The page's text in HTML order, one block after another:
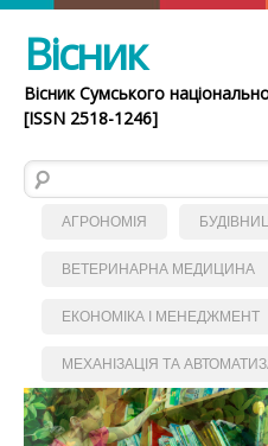
Вісник
Вісник Сумського
[ISSN 2518-1246]
Пошук:
АГРОНОМІЯ
ВЕТЕРИНАРНА МЕДИЦИНА
ЕКОНОМІКА І МЕНЕДЖМЕНТ
МЕХАНІЗАЦІЯ ТА